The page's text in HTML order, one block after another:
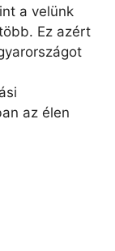
a velünk
Ez azért
az élen